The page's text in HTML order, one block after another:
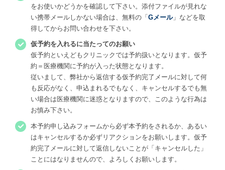
をお使いかどうかを確認して下さい。添付ファイルが見れな
い携帯メールしかない場合は、無料の「Gメール」などを取
得してからお問い合わせを下さい。
仮予約を入れるに当たってのお願い
仮予約といえどもクリニックでは予約扱いとなります。仮予
約＝医療機関に予約が入った状態となります。
従いまして、弊社から返信する仮予約完了メールに対して何
も反応がなく、申込まれるでもなく、キャンセルするでも無
い場合は医療機関に迷惑となりますので、このような行為は
お慎み下さい。
本予約申し込みフォームから必ず本予約をされるか、あるい
はキャンセルするか必ずリアクションをお願いします。仮予
約完了メールに対して返信しないことが「キャンセルした」
ことにはなりませんので、よろしくお願いします。